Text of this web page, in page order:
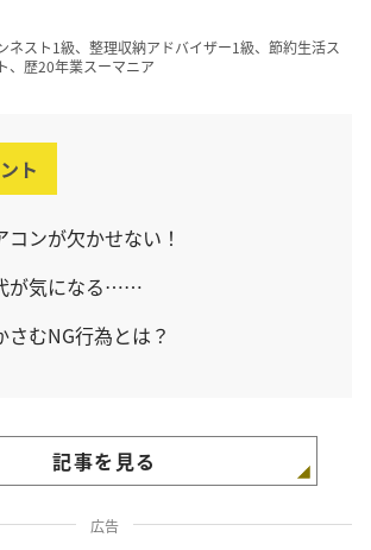
ネスト1級、整理収納アドバイザー1級、節約生活ス
、歴20年業スーマニア
ト
ンが欠かせない！
が気になる……
さむNG行為とは？
記事を見る
広告